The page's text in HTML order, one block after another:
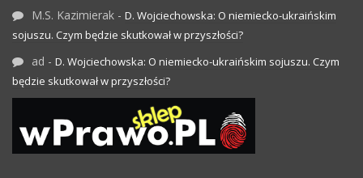
M.S. Kazimierak - D. Wojciechowska: O niemiecko-ukraińskim
sojuszu. Czym będzie skutkował w przyszłości?
ad - D. Wojciechowska: O niemiecko-ukraińskim sojuszu. Czym
będzie skutkował w przyszłości?